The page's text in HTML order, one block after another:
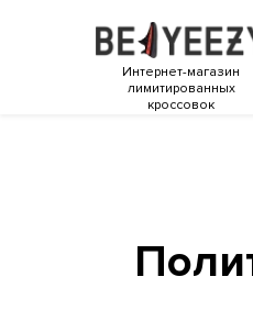
Интернет-магазин
лимитированных
кроссовок